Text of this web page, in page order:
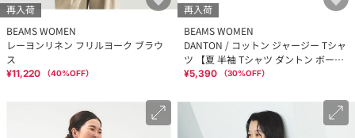
再入荷
BEAMS WOMEN
レーヨンリネン フリルヨーク ブラウ
ス
¥11,220 （40%OFF）
再入荷
BEAMS WOMEN
DANTON / コットン ジャージー Tシャ
ツ 【夏 半袖 Tシャツ ダントン ボーダ
ー 夏先取り】
¥5,390 （30%OFF）